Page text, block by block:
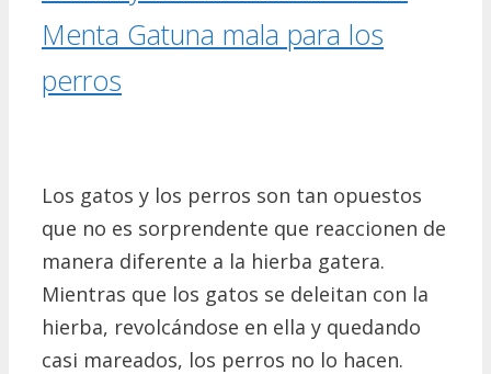
Menta Gatuna mala para los
perros
Los gatos y los perros son tan opuestos
que no es sorprendente que reaccionen de
manera diferente a la hierba gatera.
Mientras que los gatos se deleitan con la
hierba, revolcándose en ella y quedando
casi mareados, los perros no lo hacen.